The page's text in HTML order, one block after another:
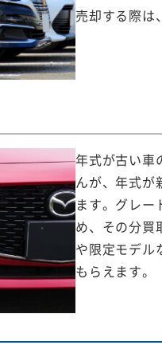
売却する際は
年式が古い車
んが、年式が
ます。グレー
め、その分買
や限定モデル
もらえます。